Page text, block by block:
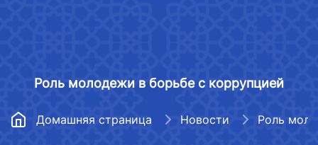
Роль молодежи в борьбе с коррупцией
Домашняя страница Новости